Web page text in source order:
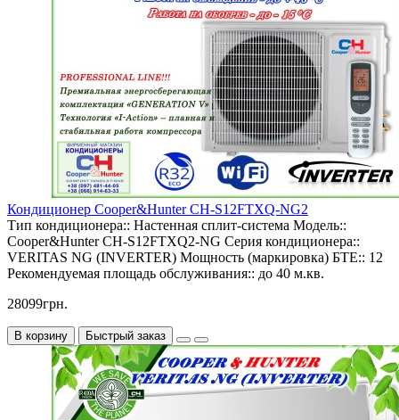
Кондиционер Cooper&Hunter CH-S12FTXQ-NG2
Тип кондиционера:: Настенная сплит-система Модель::
Cooper&Hunter CH-S12FTXQ2-NG Серия кондиционера::
VERITAS NG (INVERTER) Мощность (маркировка) БТЕ:: 12
Рекомендуемая площадь обслуживания:: до 40 м.кв.
28099грн.
В корзину Быстрый заказ